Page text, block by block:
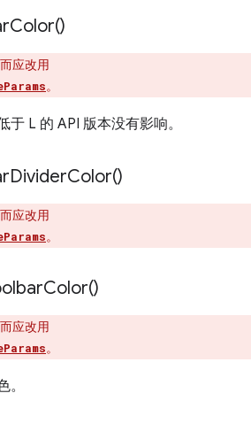
Color()
应改用
。
L 的 API 版本没有影响。
DividerColor()
应改用
。
Color()
应改用
。